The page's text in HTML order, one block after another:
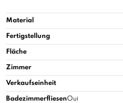
Material
Fertigstellung
Fläche
Zimmer
Verkaufseinheit
BadezimmerfliesenOui